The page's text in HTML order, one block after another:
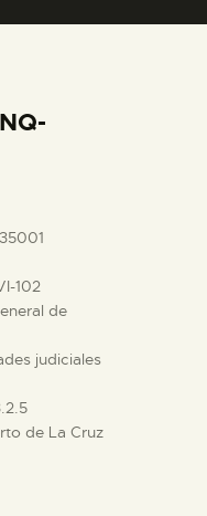
102
de
judiciales
de La Cruz